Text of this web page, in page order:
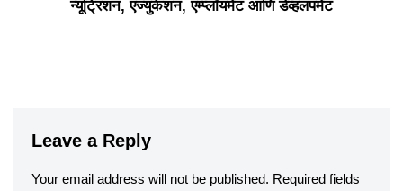
न्यूट्रिशन, एज्युकेशन, एम्प्लॉयमेंट आणि डेव्हलपमेंट
Leave a Reply
Your email address will not be published. Required fields